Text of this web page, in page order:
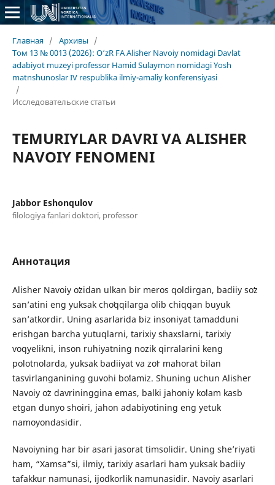
Главная / Архивы
/
Том 13 № 0013 (2026): O‘zR FA Alisher Navoiy nomidagi Davlat
adabiyot muzeyi professor Hamid Sulaymon nomidagi Yosh
matnshunoslar IV respublika ilmiy-amaliy konferensiyasi
/
Исследовательские статьи
TEMURIYLAR DAVRI VA ALISHER
NAVOIY FENOMENI
Jabbor Eshonqulov
filologiya fanlari doktori, professor
Аннотация
Alisher Navoiy oʻzidan ulkan bir meros qoldirgan, badiiy soʻz
san’atini eng yuksak choʻqqilarga olib chiqqan buyuk
san’atkordir. Uning asarlarida biz insoniyat tamadduni
erishgan barcha yutuqlarni, tarixiy shaxslarni, tarixiy
voqyelikni, inson ruhiyatning nozik qirralarini keng
polotnolarda, yuksak badiiyat va zoʻr mahorat bilan
tasvirlanganining guvohi boʻlamiz. Shuning uchun Alisher
Navoiy oʻz davrininggina emas, balki jahoniy koʻlam kasb
etgan dunyo shoiri, jahon adabiyotining eng yetuk
namoyondasidir.
Navoiyning har bir asari jasorat timsolidir. Uning she’riyati
ham, “Xamsa”si, ilmiy, tarixiy asarlari ham yuksak badiiy
tafakkur namunasi, ijodkorlik namunasidir. Navoiy asarlari